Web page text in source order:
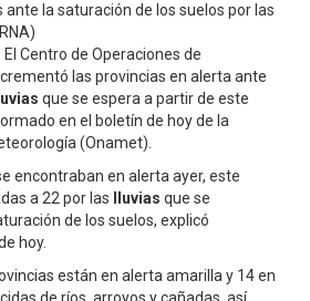
la saturación de los suelos por las
El Centro de Operaciones de
las provincias en alerta ante
lluvias que se espera a partir de este
en el boletín de hoy de la
(Onamet).
encontraban en alerta ayer, este
a 22 por las
lluvias que se
de los suelos, explicó
hoy.
están en alerta amarilla y 14 en